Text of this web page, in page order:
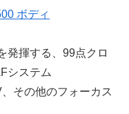
ボディ
発揮する、99点クロ
システム
その他のフォーカス